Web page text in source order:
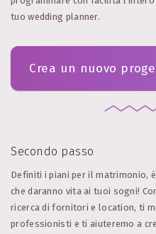
tuo wedding planner.
Crea un nuovo
Secondo passo
Definiti i piani per il matrimonio,
che daranno vita ai tuoi sogni!
ricerca di fornitori e location, ti
professionisti e ti aiuteremo a